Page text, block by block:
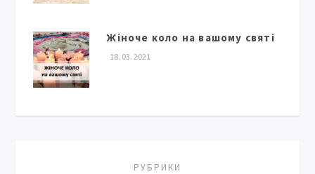
Жіноче коло на вашому святі
18. 03. 2021
РУБРИКИ